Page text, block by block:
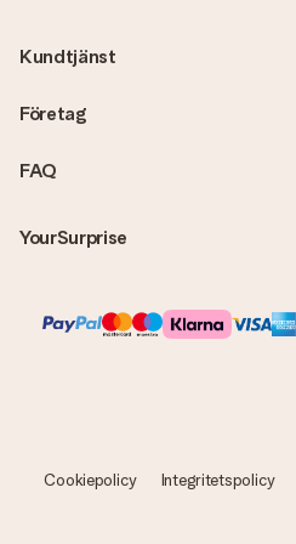
FAQ
YourSurprise
Kundtjänst
Företag
Cookiepolicy Integritetspolicy